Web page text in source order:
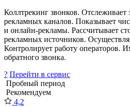
Коллтрекинг звонков. Отслеживает
рекламных каналов. Показывает
и онлайн-рекламы. Рассчитывает
рекламных источников.
Контролирует работу операторов.
обратного звонка.
? Перейти в сервис
Пробный период
Рекомендуем
4,2